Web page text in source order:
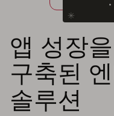
앱 성장
구축된
솔루션